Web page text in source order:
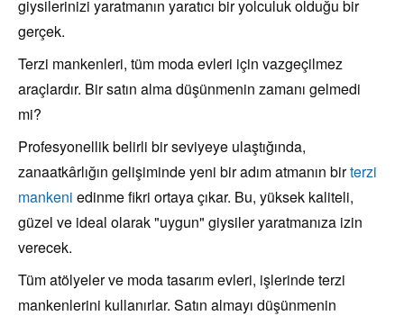
giysilerinizi yaratmanın yaratıcı bir yolculuk olduğu bir
gerçek.
Terzi mankenleri, tüm moda evleri için vazgeçilmez
araçlardır. Bir satın alma düşünmenin zamanı gelmedi
mi?
Profesyonellik belirli bir seviyeye ulaştığında,
zanaatkârlığın gelişiminde yeni bir adım atmanın birterzi
mankeni edinme fikri ortaya çıkar. Bu, yüksek kaliteli,
güzel ve ideal olarak "uygun" giysiler yaratmanıza izin
verecek.
Tüm atölyeler ve moda tasarım evleri, işlerinde terzi
mankenlerini kullanırlar. Satın almayı düşünmenin